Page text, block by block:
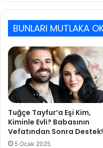
i
ö
ü
c
e
P
u
a
n
l
e
p
e
a
ç
ı
K
a
d
r
BUNLARI MUTLAKA
Tuğçe Tayfur’a Eşi Kim,
Kiminle Evli? Babasının
Vefatından Sonra Destek!
5 Ocak 2025